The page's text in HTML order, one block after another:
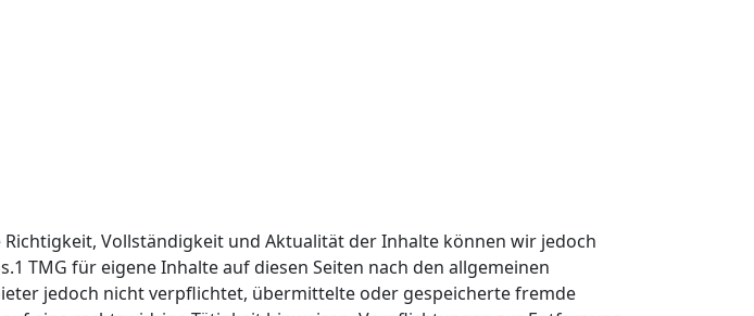
Vollständigkeit und Aktualität der Inhalte können wir jedoch
TMG für eigene Inhalte auf diesen Seiten nach den allgemeinen
jedoch nicht verpflichtet, übermittelte oder gespeicherte fremde